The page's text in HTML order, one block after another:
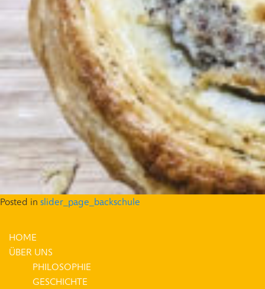
Posted in slider_page_backschule
HOME
ÜBER UNS
PHILOSOPHIE
GESCHICHTE